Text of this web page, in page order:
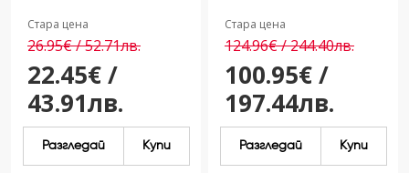
Стара цена
26.95€ / 52.71лв.
22.45€ /
43.91лв.
Разгледай Купи
Стара цена
124.96€ / 244.40лв.
100.95€ /
197.44лв.
Разгледай Купи